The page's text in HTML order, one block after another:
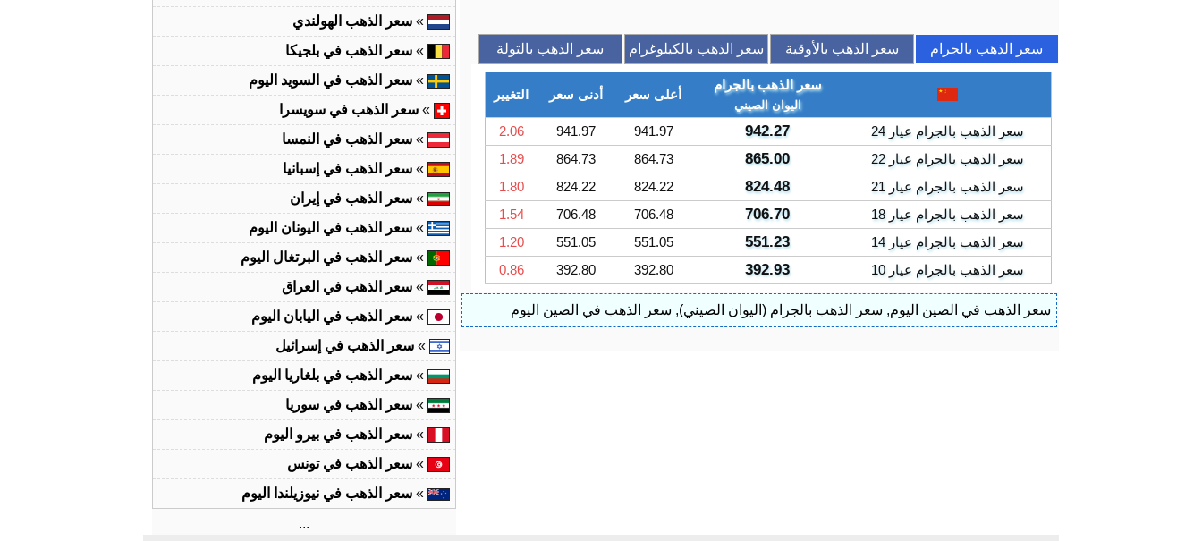
سعر الذهب بالجرام سعر الذهب بالأوقية سعر الذهب بالكيلوغرام سعر الذهب بالتولة
سعر الذهب بالجرام
اليوان الصيني
أعلى سعر أدنى سعر التغيير
سعر الذهب بالجرام عيار 24 942.27
941.97
941.97
2.06
سعر الذهب بالجرام عيار 22
865.00
864.73
864.73
1.89
سعر الذهب بالجرام عيار 21
824.48
824.22
824.22
1.80
سعر الذهب بالجرام عيار 18
706.70
706.48
706.48
1.54
سعر الذهب بالجرام عيار 14
551.23
551.05
551.05
1.20
سعر الذهب بالجرام عيار 10
392.93
392.80
392.80
0.86
سعر الذهب في الصين اليوم, سعر الذهب بالجرام (اليوان الصيني), سعر الذهب في الصين اليوم
» سعر الذهب الهولندي
» سعر الذهب في بلجيكا
» سعر الذهب في السويد اليوم
» سعر الذهب في سويسرا
» سعر الذهب في النمسا
» سعر الذهب في إسبانيا
» سعر الذهب في إيران
» سعر الذهب في اليونان اليوم
» سعر الذهب في البرتغال اليوم
» سعر الذهب في العراق
» سعر الذهب في اليابان اليوم
» سعر الذهب في إسرائيل
» سعر الذهب في بلغاريا اليوم
» سعر الذهب في سوريا
» سعر الذهب في بيرو اليوم
» سعر الذهب في تونس
» سعر الذهب في نيوزيلندا اليوم
...